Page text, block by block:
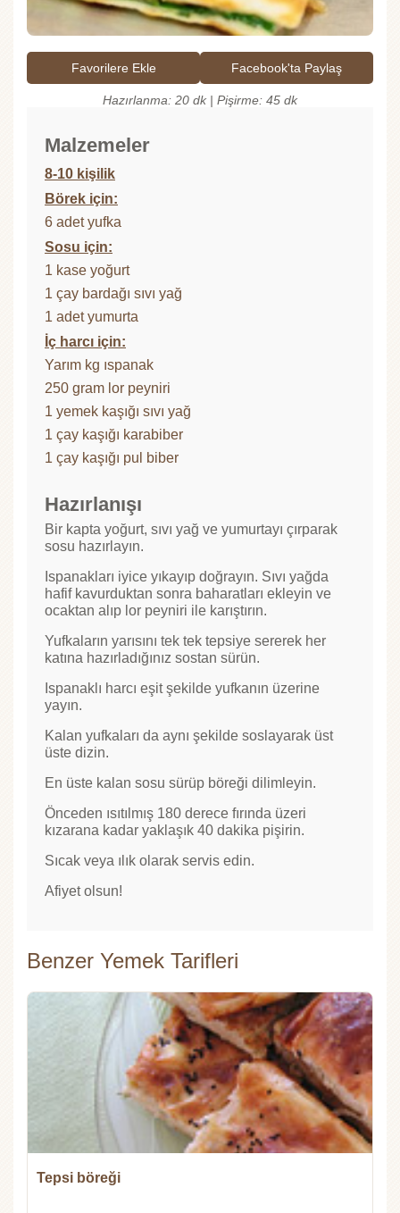
Favorilere Ekle Facebook'ta Paylaş
Hazırlanma: 20 dk | Pişirme: 45 dk
Malzemeler
8-10 kişilik
Börek için:
6 adet yufka
Sosu için:
1 kase yoğurt
1 çay bardağı sıvı yağ
1 adet yumurta
İç harcı için:
Yarım kg ıspanak
250 gram lor peyniri
1 yemek kaşığı sıvı yağ
1 çay kaşığı karabiber
1 çay kaşığı pul biber
Hazırlanışı
Bir kapta yoğurt, sıvı yağ ve yumurtayı çırparak
sosu hazırlayın.
Ispanakları iyice yıkayıp doğrayın. Sıvı yağda
hafif kavurduktan sonra baharatları ekleyin ve
ocaktan alıp lor peyniri ile karıştırın.
Yufkaların yarısını tek tek tepsiye sererek her
katına hazırladığınız sostan sürün.
Ispanaklı harcı eşit şekilde yufkanın üzerine
yayın.
Kalan yufkaları da aynı şekilde soslayarak üst
üste dizin.
En üste kalan sosu sürüp böreği dilimleyin.
Önceden ısıtılmış 180 derece fırında üzeri
kızarana kadar yaklaşık 40 dakika pişirin.
Sıcak veya ılık olarak servis edin.
Afiyet olsun!
Benzer Yemek Tarifleri
Tepsi böreği